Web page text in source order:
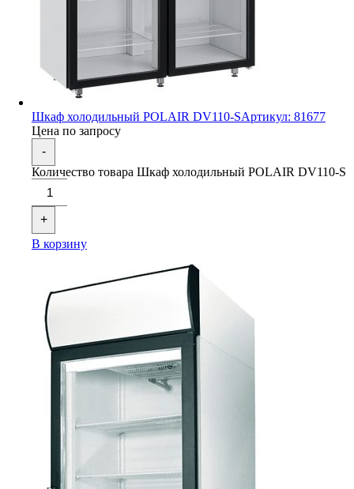
Шкаф холодильный POLAIR DV110-SАртикул: 81677
Цена по запросу
-
Количество товара Шкаф холодильный POLAIR DV110-S
+
В корзину